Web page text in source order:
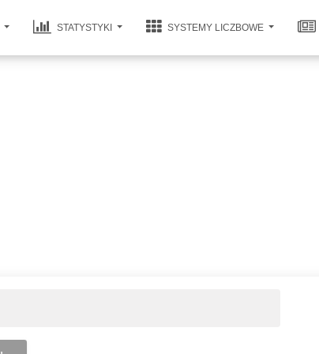
STATYSTYKI SYSTEMY LICZBOWE